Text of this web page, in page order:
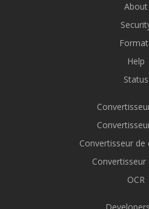
About
Help
Status
Convertisseur de
Convertisseur
OCR